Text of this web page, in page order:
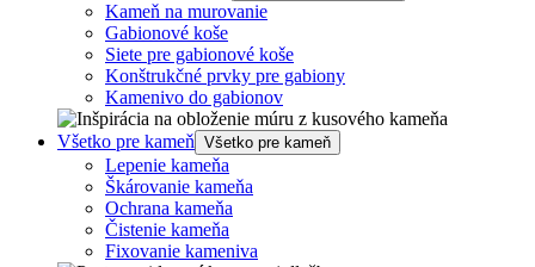
Kameň na murovanie
Gabionové koše
Siete pre gabionové koše
Konštrukčné prvky pre gabiony
Kamenivo do gabionov
Všetko pre kameň Všetko pre kameň
Lepenie kameňa
Škárovanie kameňa
Ochrana kameňa
Čistenie kameňa
Fixovanie kameniva